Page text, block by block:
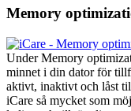
Memory
Under Memory
minnet i din dator för
aktivt, inaktivt och låst
iCare så mycket som